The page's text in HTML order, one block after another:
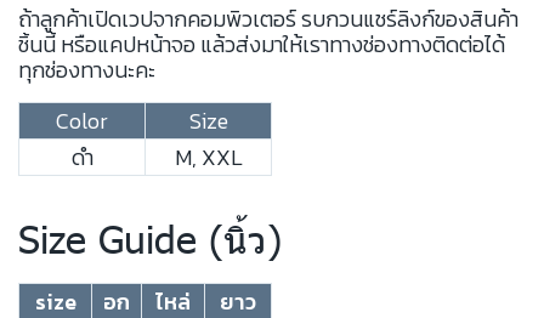
ถ้าลูกค้าเปิดเวปจากคอมพิวเตอร์ รบกวนแชร์ลิงก์ของสินค้า
ชิ้นนี้ หรือแคปหน้าจอ แล้วส่งมาให้เราทางช่องทางติดต่อได้
ทุกช่องทางนะคะ
Color
Size
ดำ
M, XXL
Size Guide (นิ้ว)
size อก ไหล่
ยาว